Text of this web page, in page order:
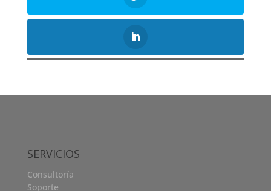
SERVICIOS
Consultoría
Soporte